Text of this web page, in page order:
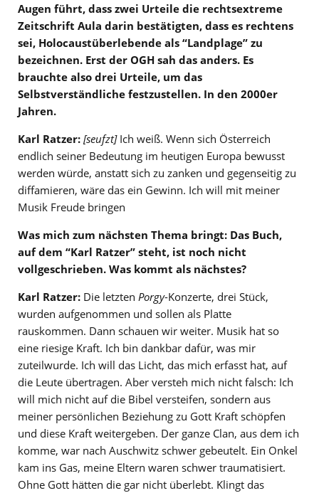
Augen führt, dass zwei Urteile die rechtsextreme
Zeitschrift Aula darin bestätigten, dass es rechtens
sei, Holocaustüberlebende als “Landplage” zu
bezeichnen. Erst der OGH sah das anders. Es
brauchte also drei Urteile, um das
Selbstverständliche festzustellen. In den 2000er
Jahren.
Karl Ratzer: [seufzt]Ich weiß. Wenn sich Österreich
endlich seiner Bedeutung im heutigen Europa bewusst
werden würde, anstatt sich zu zanken und gegenseitig zu
diffamieren, wäre das ein Gewinn. Ich will mit meiner
Musik Freude bringen
Was mich zum nächsten Thema bringt: Das Buch,
auf dem “Karl Ratzer” steht, ist noch nicht
vollgeschrieben. Was kommt als nächstes?
Karl Ratzer: Die letzten Porgy-Konzerte, drei Stück,
wurden aufgenommen und sollen als Platte
rauskommen. Dann schauen wir weiter. Musik hat so
eine riesige Kraft. Ich bin dankbar dafür, was mir
zuteilwurde. Ich will das Licht, das mich erfasst hat, auf
die Leute übertragen. Aber versteh mich nicht falsch: Ich
will mich nicht auf die Bibel versteifen, sondern aus
meiner persönlichen Beziehung zu Gott Kraft schöpfen
und diese Kraft weitergeben. Der ganze Clan, aus dem ich
komme, war nach Auschwitz schwer gebeutelt. Ein Onkel
kam ins Gas, meine Eltern waren schwer traumatisiert.
Ohne Gott hätten die gar nicht überlebt. Klingt das